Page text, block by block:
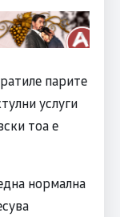
парите
услуги
тоа е
нормална